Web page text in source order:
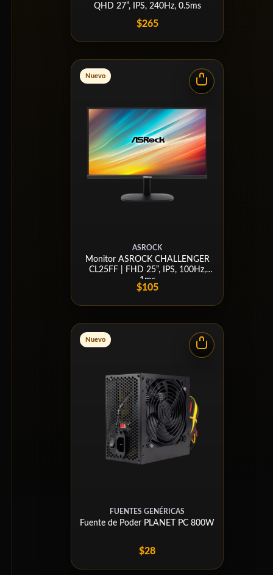
QHD 27”, IPS, 240Hz, 0.5ms
$265
Nuevo
ASROCK
Monitor ASROCK CHALLENGER
CL25FF | FHD 25”, IPS, 100Hz,
1ms
$105
Nuevo
FUENTES GENÉRICAS
Fuente de Poder PLANET PC 800W
$28